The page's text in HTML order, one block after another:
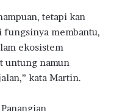
tetapi kan
fungsinya membantu,
ekosistem
untung namun
kata Martin.